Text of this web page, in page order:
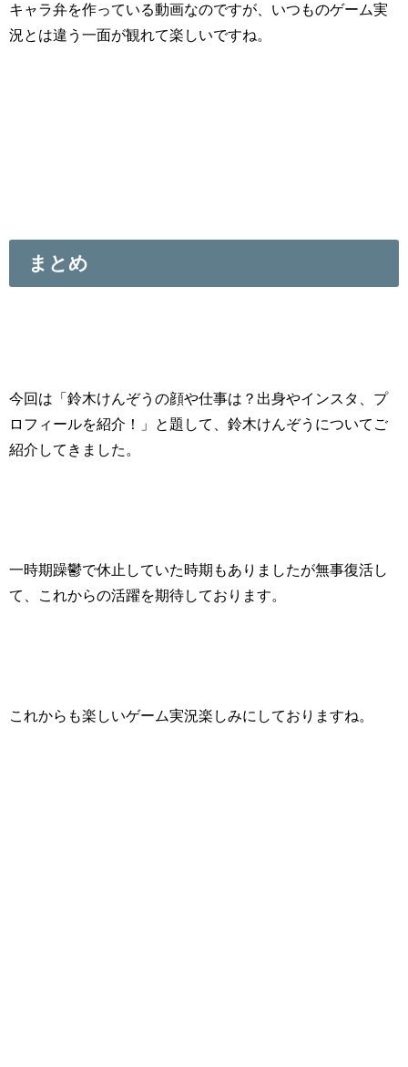
キャラ弁を作っている動画なのですが、いつものゲーム実
況とは違う一面が観れて楽しいですね。
まとめ
今回は「鈴木けんぞうの顔や仕事は？出身やインスタ、プ
ロフィールを紹介！」と題して、鈴木けんぞうについてご
紹介してきました。
一時期躁鬱で休止していた時期もありましたが無事復活し
て、これからの活躍を期待しております。
これからも楽しいゲーム実況楽しみにしておりますね。